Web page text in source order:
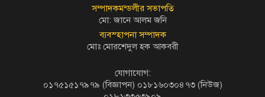
সম্পাদকমন্ডলীর সভাপতি
মো: জানে আলম জনি
ব্যবস্হাপনা সম্পাদক
মোঃ মোরশেদুল হক আকবরী
যোগাযোগ:
০১৭৫১৫১৭৯৭৯ (বিজ্ঞাপন) ০১৮১৬০৩০৪৭৩ (নিউজ)